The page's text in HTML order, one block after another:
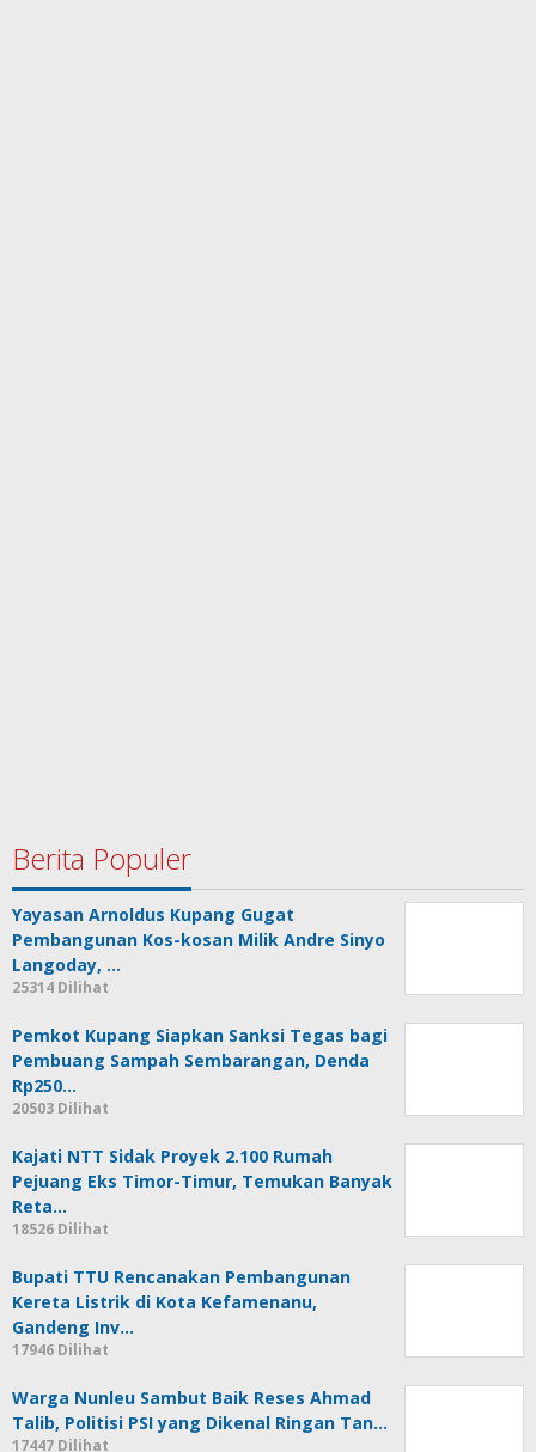
Berita Populer
Yayasan Arnoldus Kupang Gugat
Pembangunan Kos-kosan Milik Andre Sinyo
Langoday, …
25314 Dilihat
Pemkot Kupang Siapkan Sanksi Tegas bagi
Pembuang Sampah Sembarangan, Denda
Rp250…
20503 Dilihat
Kajati NTT Sidak Proyek 2.100 Rumah
Pejuang Eks Timor-Timur, Temukan Banyak
Reta…
18526 Dilihat
Bupati TTU Rencanakan Pembangunan
Kereta Listrik di Kota Kefamenanu,
Gandeng Inv…
17946 Dilihat
Warga Nunleu Sambut Baik Reses Ahmad
Talib, Politisi PSI yang Dikenal Ringan Tan…
17447 Dilihat